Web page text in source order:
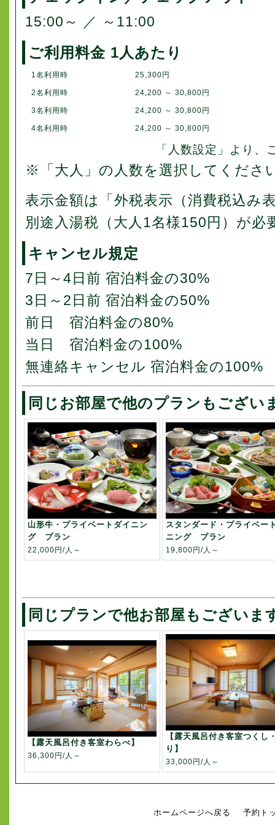
15:00～ ／ ～11:00
ご利用料金 1人あたり
1名利用時 25,300円
2名利用時 24,200 ～ 30,800円
3名利用時 24,200 ～ 30,800円
4名利用時 24,200 ～ 30,800円
「人数設定」より、
※「大人」の人数を選択してくださ
表示金額は「外税表示（消費税込み
別途入湯税（大人1名様150円）が必
キャンセル規定
7日～4日前 宿泊料金の30%
3日～2日前 宿泊料金の50%
前日 宿泊料金の80%
当日 宿泊料金の100%
無連絡キャンセル 宿泊料金の100%
同じお部屋で他のプランもござい
山形牛・プライベートダイニン
グ プラン
22,000円/人～
スタンダード・プライベー
ニング プラン
19,800円/人～
同じプランで他お部屋もございま
【露天風呂付き客室わらべ】
36,300円/人～
【露天風呂付き客室つくし
り】
33,000円/人～
ホームページへ戻る 予約ト